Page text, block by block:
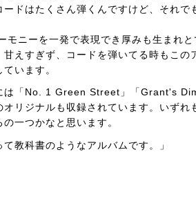
ードはたくさん弾くんですけど、それ
モニーを一発で表現でき厚みも生まれ
甘えすぎず、コードを弾いてる時もこ
います。
は「No. 1 Green Street」「Grant's
オリジナルも収録されています。いず
一つかなと思います。
教科書のようなアルバムです。」